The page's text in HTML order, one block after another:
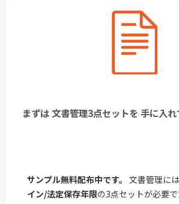
まずは 文書管理3点セットを 手に入
サンプル無料配布中です。 文書管理には
イン/法定保存年限の3点セットが必要